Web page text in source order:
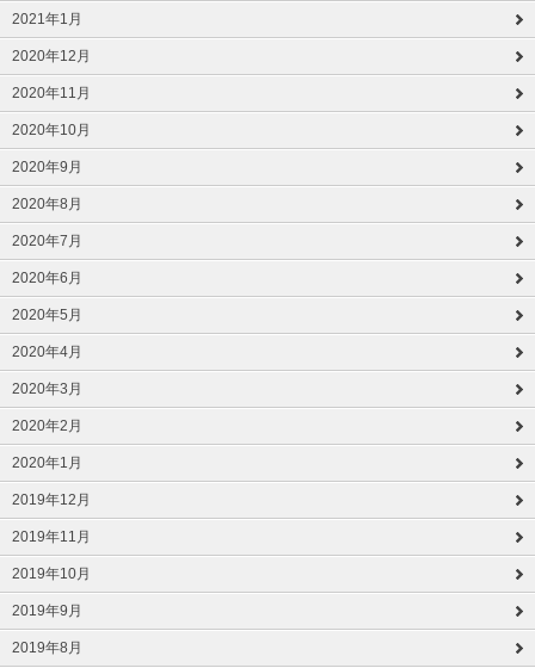
2021年1月
2020年12月
2020年11月
2020年10月
2020年9月
2020年8月
2020年7月
2020年6月
2020年5月
2020年4月
2020年3月
2020年2月
2020年1月
2019年12月
2019年11月
2019年10月
2019年9月
2019年8月